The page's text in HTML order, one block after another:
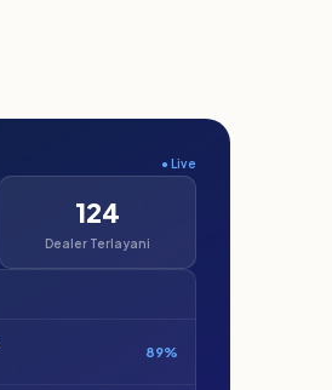
● Live
124
Dealer Terlayani
89%